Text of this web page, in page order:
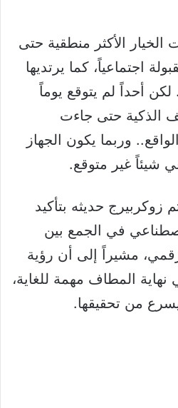
الخيار الأكثر منطقية حتى
اجتماعياً، كما يرتديها
أحداً لم يتوقع يوماً
الذكية حتى جاءت
وربما يكون الجهاز
شيئاً غير متوقع.
زوكربيرج حديثه بتأكيد
في الجمع بين
مشيراً إلى أن رؤية
المطاف مهمة للغاية،
من تحقيقها.